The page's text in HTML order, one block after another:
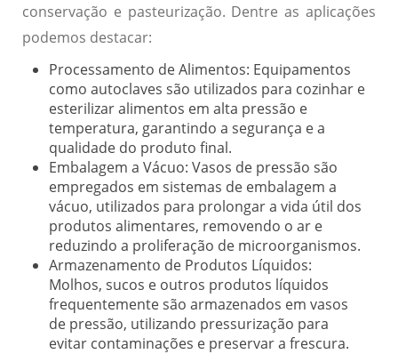
conservação e pasteurização. Dentre as aplicações
podemos destacar:
Processamento de Alimentos: Equipamentos
como autoclaves são utilizados para cozinhar e
esterilizar alimentos em alta pressão e
temperatura, garantindo a segurança e a
qualidade do produto final.
Embalagem a Vácuo: Vasos de pressão são
empregados em sistemas de embalagem a
vácuo, utilizados para prolongar a vida útil dos
produtos alimentares, removendo o ar e
reduzindo a proliferação de microorganismos.
Armazenamento de Produtos Líquidos:
Molhos, sucos e outros produtos líquidos
frequentemente são armazenados em vasos
de pressão, utilizando pressurização para
evitar contaminações e preservar a frescura.